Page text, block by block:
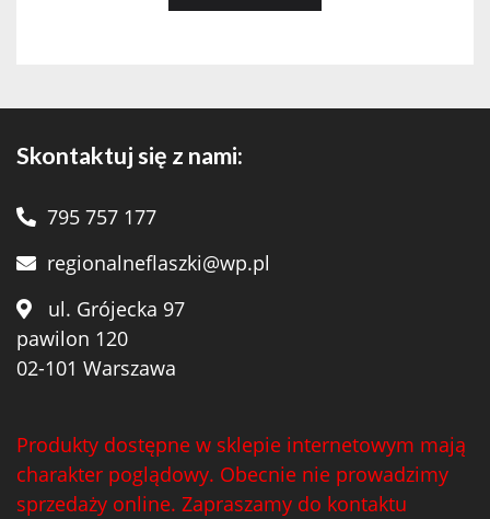
Skontaktuj się z nami:
795 757 177
regionalneflaszki@wp.pl
ul. Grójecka 97
pawilon 120
02-101 Warszawa
Produkty dostępne w sklepie internetowym mają
charakter poglądowy. Obecnie nie prowadzimy
sprzedaży online. Zapraszamy do kontaktu